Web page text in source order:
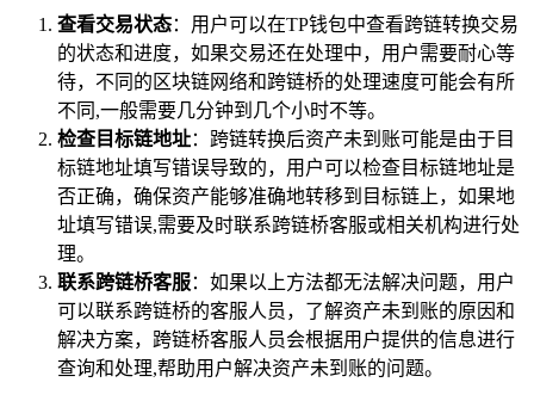
查看交易状态：用户可以在TP钱包中查看跨链转换交易
的状态和进度，如果交易还在处理中，用户需要耐心等
待，不同的区块链网络和跨链桥的处理速度可能会有所
不同,一般需要几分钟到几个小时不等。
检查目标链地址：跨链转换后资产未到账可能是由于目
标链地址填写错误导致的，用户可以检查目标链地址是
否正确，确保资产能够准确地转移到目标链上，如果地
址填写错误,需要及时联系跨链桥客服或相关机构进行处
理。
联系跨链桥客服：如果以上方法都无法解决问题，用户
可以联系跨链桥的客服人员，了解资产未到账的原因和
解决方案，跨链桥客服人员会根据用户提供的信息进行
查询和处理,帮助用户解决资产未到账的问题。